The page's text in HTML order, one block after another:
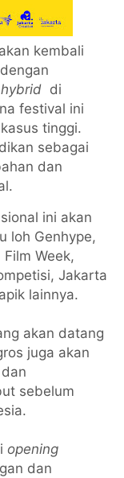
kembali
hybrid di
festival ini
tinggi.
sebagai
dan
ini akan
loh Genhype,
Week,
Jakarta
lainnya.
akan datang
juga akan
sebelum
opening
dan